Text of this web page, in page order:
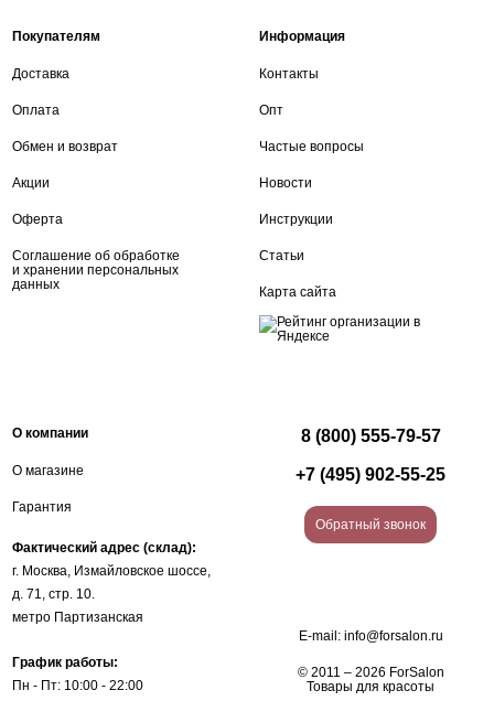
Покупателям
Доставка
Оплата
Обмен и возврат
Акции
Оферта
Соглашение об обработке
и хранении персональных
данных
Информация
Контакты
Опт
Частые вопросы
Новости
Инструкции
Статьи
Карта сайта
О компании
О магазине
Гарантия
Фактический адрес (склад):
г. Москва, Измайловское шоссе,
д. 71, стр. 10.
метро Партизанская
График работы:
Пн - Пт: 10:00 - 22:00
8 (800) 555-79-57
+7 (495) 902-55-25
Обратный звонок
E-mail: info@forsalon.ru
© 2011 – 2026 ForSalon
Товары для красоты